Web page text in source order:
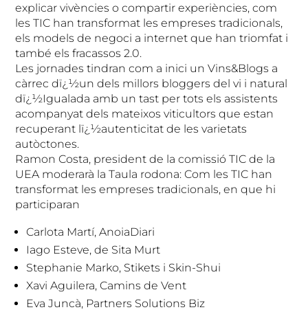
explicar vivències o compartir experiències, com
les TIC han transformat les empreses tradicionals,
els models de negoci a internet que han triomfat i
també els fracassos 2.0.
Les jornades tindran com a inici un Vins&Blogs a
càrrec dï¿½un dels millors bloggers del vi i natural
dï¿½Igualada amb un tast per tots els assistents
acompanyat dels mateixos viticultors que estan
recuperant lï¿½autenticitat de les varietats
autòctones.
Ramon Costa, president de la comissió TIC de la
UEA moderarà la Taula rodona: Com les TIC han
transformat les empreses tradicionals, en que hi
participaran
Carlota Martí, AnoiaDiari
Iago Esteve, de Sita Murt
Stephanie Marko, Stikets i Skin-Shui
Xavi Aguilera, Camins de Vent
Eva Juncà, Partners Solutions Biz